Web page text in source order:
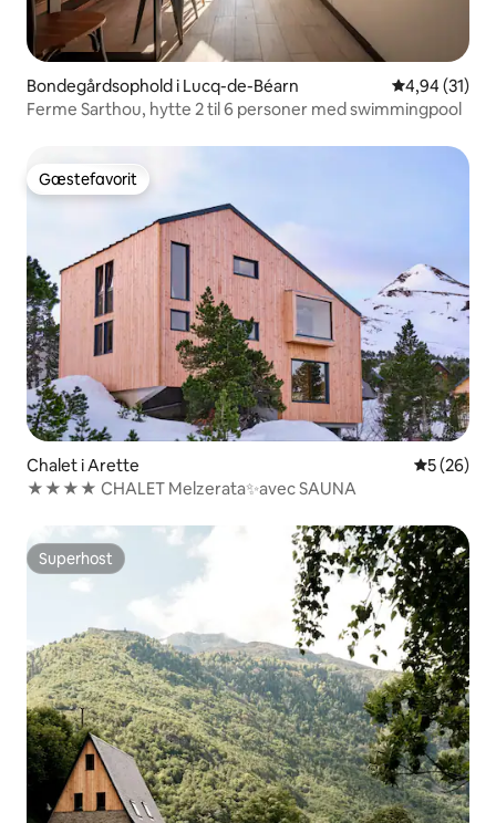
Bondegårdsophold i Lucq-de-Béarn 4,94 ud af 5
4,94 (31)
Ferme Sarthou, hytte 2 til 6 personer med swimmingpool
Gæstefavorit
Gæstefavorit
Chalet i Arette 5 ud af 5 i
5 (26)
★★★★ CHALET Melzerata✨avec SAUNA
Superhost
Superhost